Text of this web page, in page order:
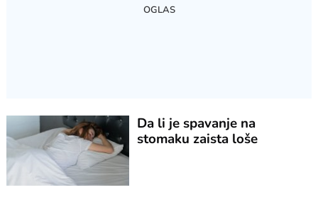
Da li je spavanje na
stomaku zaista loše